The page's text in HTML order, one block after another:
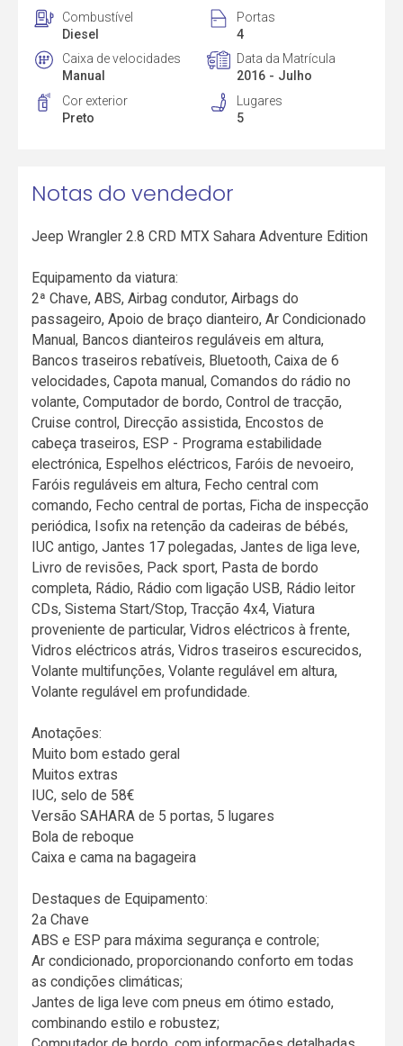
Combustível
Diesel
Portas
4
Caixa de velocidades
Manual
Data da Matrícula
2016 - Julho
Cor exterior
Preto
Lugares
5
Notas do vendedor
Jeep Wrangler 2.8 CRD MTX Sahara Adventure Edition
Equipamento da viatura:
2ª Chave, ABS, Airbag condutor, Airbags do
passageiro, Apoio de braço dianteiro, Ar Condicionado
Manual, Bancos dianteiros reguláveis em altura,
Bancos traseiros rebatíveis, Bluetooth, Caixa de 6
velocidades, Capota manual, Comandos do rádio no
volante, Computador de bordo, Control de tracção,
Cruise control, Direcção assistida, Encostos de
cabeça traseiros, ESP - Programa estabilidade
electrónica, Espelhos eléctricos, Faróis de nevoeiro,
Faróis reguláveis em altura, Fecho central com
comando, Fecho central de portas, Ficha de inspecção
periódica, Isofix na retenção da cadeiras de bébés,
IUC antigo, Jantes 17 polegadas, Jantes de liga leve,
Livro de revisões, Pack sport, Pasta de bordo
completa, Rádio, Rádio com ligação USB, Rádio leitor
CDs, Sistema Start/Stop, Tracção 4x4, Viatura
proveniente de particular, Vidros eléctricos à frente,
Vidros eléctricos atrás, Vidros traseiros escurecidos,
Volante multifunções, Volante regulável em altura,
Volante regulável em profundidade.
Anotações:
Muito bom estado geral
Muitos extras
IUC, selo de 58€
Versão SAHARA de 5 portas, 5 lugares
Bola de reboque
Caixa e cama na bagageira
Destaques de Equipamento:
2a Chave
ABS e ESP para máxima segurança e controle;
Ar condicionado, proporcionando conforto em todas
as condições climáticas;
Jantes de liga leve com pneus em ótimo estado,
combinando estilo e robustez;